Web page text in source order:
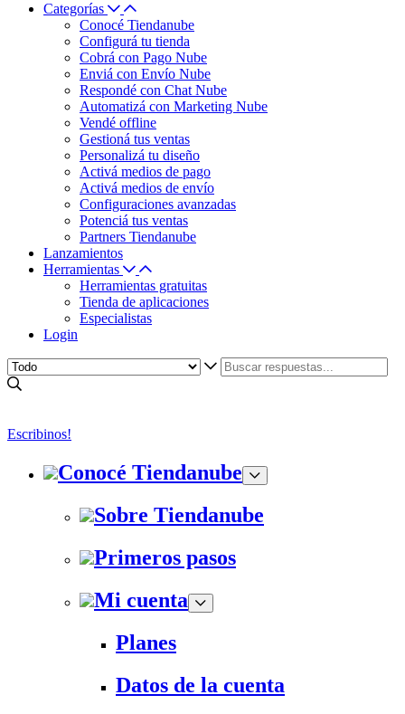
Categorías
Conocé Tiendanube
Configurá tu tienda
Cobrá con Pago Nube
Enviá con Envío Nube
Respondé con Chat Nube
Automatizá con Marketing Nube
Vendé offline
Gestioná tus ventas
Personalizá tu diseño
Activá medios de pago
Activá medios de envío
Configuraciones avanzadas
Potenciá tus ventas
Partners Tiendanube
Lanzamientos
Herramientas
Herramientas gratuitas
Tienda de aplicaciones
Especialistas
Login
Escribinos!
Conocé Tiendanube
Sobre Tiendanube
Primeros pasos
Mi cuenta
Planes
Datos de la cuenta